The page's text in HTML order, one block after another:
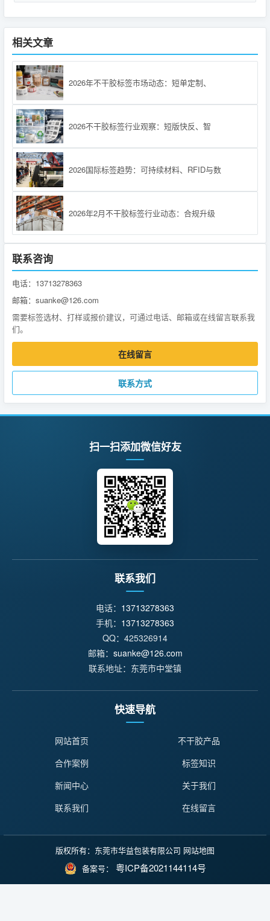
相关文章
2026年不干胶标签市场动态：短单定制、
2026不干胶标签行业观察：短版快反、智
2026国际标签趋势：可持续材料、RFID与数
2026年2月不干胶标签行业动态：合规升级
联系咨询
电话：13713278363
邮箱：suanke@126.com
需要标签选材、打样或报价建议，可通过电话、邮箱或在线留言联系我
们。
在线留言
联系方式
扫一扫添加微信好友
联系我们
电话： 13713278363
手机： 13713278363
QQ：425326914
邮箱： suanke@126.com
联系地址：东莞市中堂镇
快速导航
网站首页
不干胶产品
合作案例
标签知识
新闻中心
关于我们
联系我们
在线留言
版权所有：东莞市华益包装有限公司 网站地图
备案号： 粤ICP备2021144114号